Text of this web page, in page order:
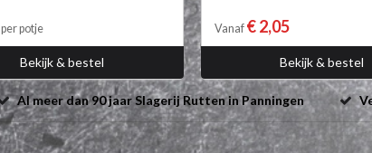
per potje
Bekijk & bestel
Vanaf € 2,05
Bekijk & bestel
Al meer dan 90 jaar Slagerij Rutten in Panningen